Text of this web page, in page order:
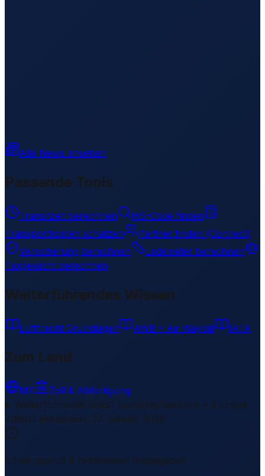
Alle News ansehen
Passende Tools
Transitzeit berechnen
HS-Code finden
Transportkosten schätzen
Partner finden (Connect)
Versicherung berechnen
Lademeter berechnen
Taxgewicht berechnen
Weiterführendes Wissen
Luftfracht Grundlagen AWB – Air Waybill IATA
Zum Land
MX
Zoll & Abfertigung
Weiterführende Links1 Bereiche/Sections • 8 Links▾
Zuletzt aktualisiert: 27. Januar 2026
Inhalt geprüft & redaktionell freigegeben